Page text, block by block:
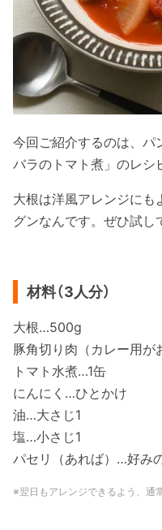
今回ご紹介するのは、パ
バラのトマト煮」のレシ
大根は洋風アレンジにも
グンなんです。ぜひ試し
材料（3人分）
大根…500g
豚角切り肉（カレー用
トマト水煮…1缶
にんにく…ひとかけ
油…大さじ1
塩…小さじ1
パセリ（あれば）…好み
※翌日もアレンジできるよう、通